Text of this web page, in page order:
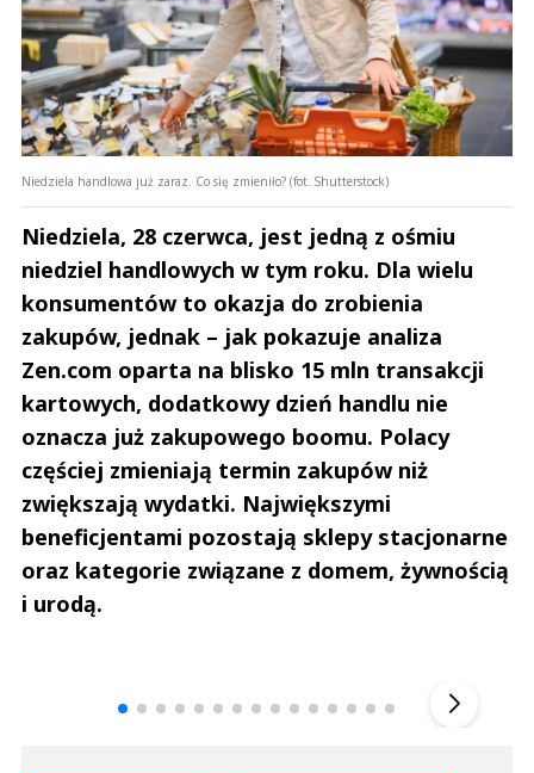
Niedziela handlowa już zaraz. Co się zmieniło? (fot. Shutterstock)
Niedziela, 28 czerwca, jest jedną z ośmiu
niedziel handlowych w tym roku. Dla wielu
konsumentów to okazja do zrobienia
zakupów, jednak – jak pokazuje analiza
Zen.com oparta na blisko 15 mln transakcji
kartowych, dodatkowy dzień handlu nie
oznacza już zakupowego boomu. Polacy
częściej zmieniają termin zakupów niż
zwiększają wydatki. Największymi
beneficjentami pozostają sklepy stacjonarne
oraz kategorie związane z domem, żywnością
i urodą.